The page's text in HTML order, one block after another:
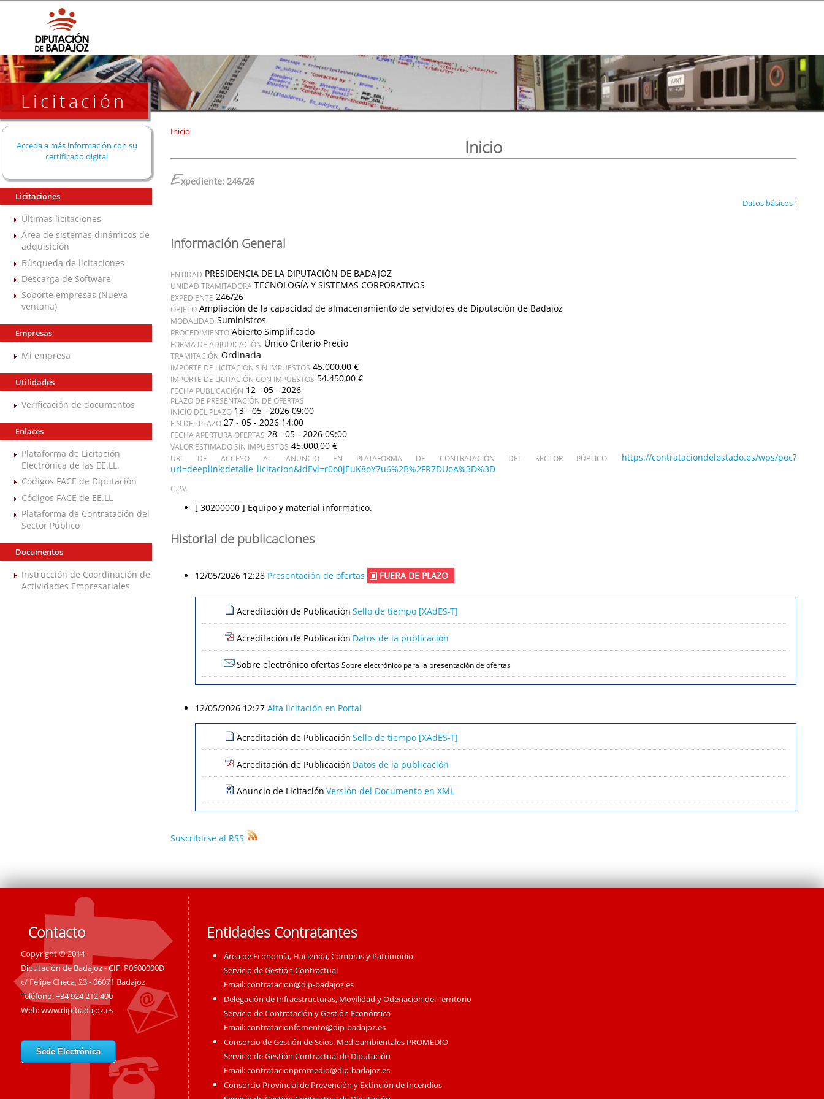
Licitación
Acceda a más información con su
certificado digital
Licitaciones
Últimas licitaciones
Área de sistemas dinámicos de
adquisición
Búsqueda de licitaciones
Descarga de Software
Soporte empresas (Nueva
ventana)
Empresas
Mi empresa
Utilidades
Verificación de documentos
Enlaces
Plataforma de Licitación
Electrónica de las EE.LL.
Códigos FACE de Diputación
Códigos FACE de EE.LL
Plataforma de Contratación del
Sector Público
Documentos
Instrucción de Coordinación de
Actividades Empresariales
Inicio
Inicio
Expediente: 246/26
Datos básicos
Información General
ENTIDAD PRESIDENCIA DE LA DIPUTACIÓN DE BADAJOZ
UNIDAD TRAMITADORA TECNOLOGÍA Y SISTEMAS CORPORATIVOS
EXPEDIENTE 246/26
OBJETO Ampliación de la capacidad de almacenamiento de servidores de Diputación de Badajoz
MODALIDAD Suministros
PROCEDIMIENTO Abierto Simplificado
FORMA DE ADJUDICACIÓN Único Criterio Precio
TRAMITACIÓN Ordinaria
IMPORTE DE LICITACIÓN SIN IMPUESTOS 45.000,00 €
IMPORTE DE LICITACIÓN CON IMPUESTOS 54.450,00 €
FECHA PUBLICACIÓN 12 - 05 - 2026
PLAZO DE PRESENTACIÓN DE OFERTAS
INICIO DEL PLAZO 13 - 05 - 2026 09:00
FIN DEL PLAZO 27 - 05 - 2026 14:00
FECHA APERTURA OFERTAS 28 - 05 - 2026 09:00
VALOR ESTIMADO SIN IMPUESTOS 45.000,00 €
URL DE ACCESO AL ANUNCIO EN PLATAFORMA DE CONTRATACIÓN DEL SECTOR PÚBLICO
https://contrataciondelestado.es/wps/poc?
uri=deeplink:detalle_licitacion&idEvl=r0o0jEuK8oY7u6%2B%2FR7DUoA%3D%3D
C.P.V.
[ 30200000 ] Equipo y material informático.
Historial de publicaciones
12/05/2026 12:28 Presentación de ofertas FUERA DE PLAZO
Acreditación de Publicación Sello de tiempo [XAdES-T]
Acreditación de Publicación Datos de la publicación
Sobre electrónico ofertas Sobre electrónico para la presentación de ofertas
12/05/2026 12:27 Alta licitación en Portal
Acreditación de Publicación Sello de tiempo [XAdES-T]
Acreditación de Publicación Datos de la publicación
Anuncio de Licitación Versión del Documento en XML
Suscribirse al RSS
Contacto
Copyright © 2014
Diputación de Badajoz - CIF: P0600000D
c/ Felipe Checa, 23 - 06071 Badajoz
Teléfono: +34 924 212 400
Web:www.dip-badajoz.es
Sede Electrónica
Entidades Contratantes
Área de Economía, Hacienda, Compras y Patrimonio
Servicio de Gestión Contractual
Email:contratacion@dip-badajoz.es
Delegación de Infraestructuras, Movilidad y Odenación del Territorio
Servicio de Contratación y Gestión Económica
Email:contratacionfomento@dip-badajoz.es
Consorcio de Gestión de Scios. Medioambientales PROMEDIO
Servicio de Gestión Contractual de Diputación
Email:contratacionpromedio@dip-badajoz.es
Consorcio Provincial de Prevención y Extinción de Incendios